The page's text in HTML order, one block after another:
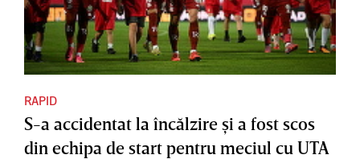
RAPID
S-a accidentat la încălzire şi a fost scos
din echipa de start pentru meciul cu UTA